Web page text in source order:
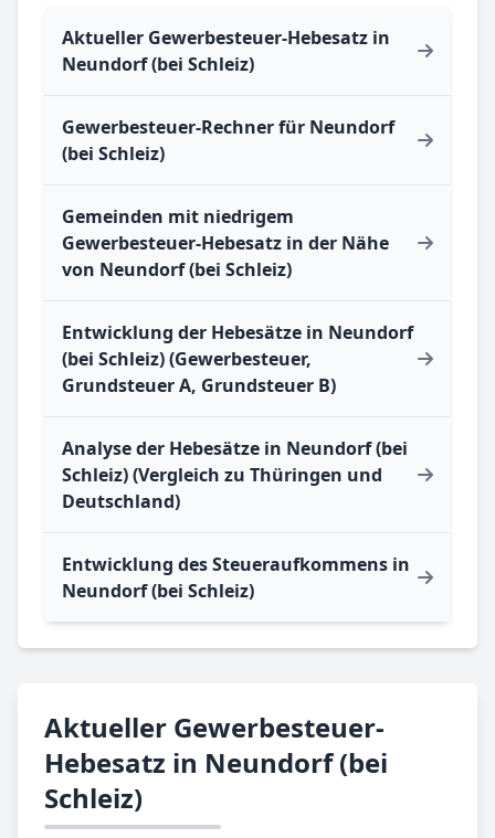
Aktueller Gewerbesteuer-Hebesatz in
Neundorf (bei Schleiz)
Gewerbesteuer-Rechner für Neundorf
(bei Schleiz)
Gemeinden mit niedrigem
Gewerbesteuer-Hebesatz in der Nähe
von Neundorf (bei Schleiz)
Entwicklung der Hebesätze in Neundorf
(bei Schleiz) (Gewerbesteuer,
Grundsteuer A, Grundsteuer B)
Analyse der Hebesätze in Neundorf (bei
Schleiz) (Vergleich zu Thüringen und
Deutschland)
Entwicklung des Steueraufkommens in
Neundorf (bei Schleiz)
Aktueller Gewerbesteuer-
Hebesatz in Neundorf (bei
Schleiz)